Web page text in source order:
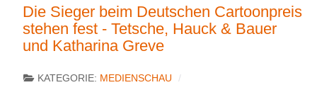
Die Sieger beim Deutschen Cartoonpreis
stehen fest - Tetsche, Hauck & Bauer
und Katharina Greve
KATEGORIE: MEDIENSCHAU